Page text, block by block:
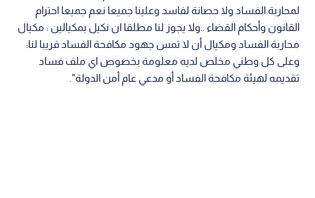
لمحاربة الفساد ولا حصانة لفاسد وعلينا جميعا نعم جميعا احترام
القانون وأحكام القضاء ..ولا يجوز لنا مطلقا ان نكيل بمكيالين : مكيال
محاربة الفساد ومكيال أن لا تمس جهود مكافحة الفساد قريبا لنا:
وعلى كل وطني مخلص لديه معلومة بخصوص اي ملف فساد
تقديمه لهيئة مكافحة الفساد أو مدعي عام أمن الدولة".